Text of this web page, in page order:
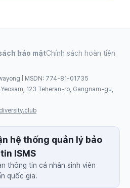
bảo mậtChính sách hoàn tiền
| MSDN: 774-81-01735
123 Teheran-ro, Gangnam-gu,
hệ thống quản lý bảo
ISMS
thông tin cá nhân sinh viên
quốc gia.